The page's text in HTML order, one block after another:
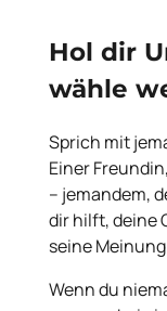
Hol dir
wähle
Sprich mit
Einer
– jemandem,
dir hilft, deine
seine
Wenn du